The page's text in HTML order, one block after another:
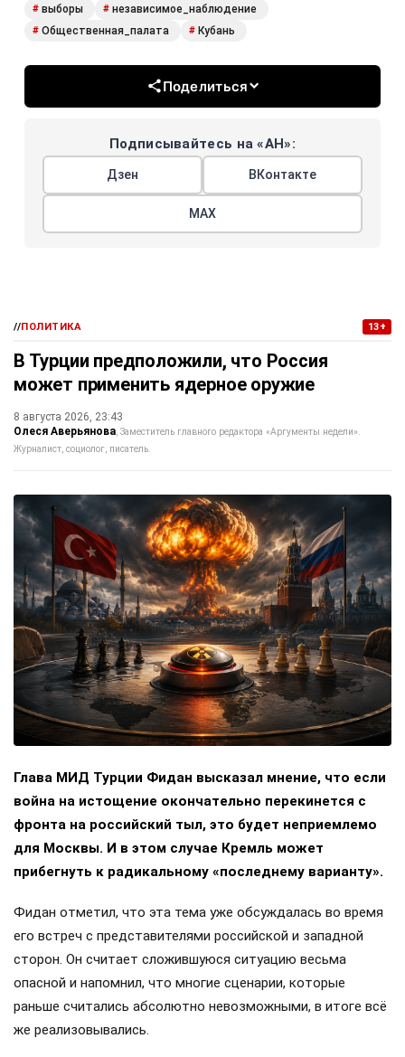
# выборы # независимое_наблюдение
# Общественная_палата # Кубань
Поделиться
Подписывайтесь на «АН»:
Дзен ВКонтакте
МАХ
//ПОЛИТИКА 13+
В Турции предположили, что Россия
может применить ядерное оружие
8 августа 2026, 23:43
Олеся Аверьянова Заместитель главного редактора «Аргументы недели».
Журналист, социолог, писатель.
Глава МИД Турции Фидан высказал мнение, что если
война на истощение окончательно перекинется с
фронта на российский тыл, это будет неприемлемо
для Москвы. И в этом случае Кремль может
прибегнуть к радикальному «последнему варианту».
Фидан отметил, что эта тема уже обсуждалась во время
его встреч с представителями российской и западной
сторон. Он считает сложившуюся ситуацию весьма
опасной и напомнил, что многие сценарии, которые
раньше считались абсолютно невозможными, в итоге всё
же реализовывались.